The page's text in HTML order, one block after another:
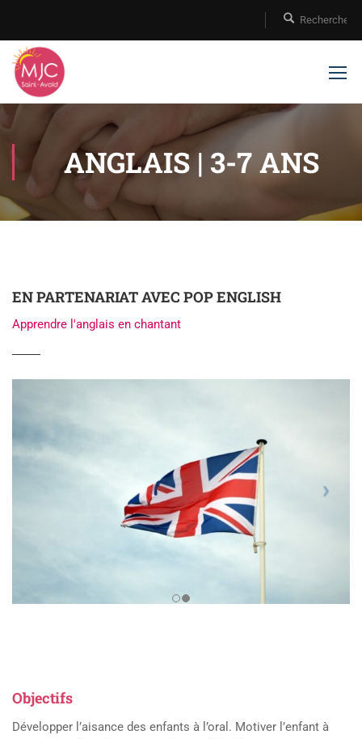
ANGLAIS | 3-7 ANS
EN PARTENARIAT AVEC POP ENGLISH
Apprendre l'anglais en chantant
Objectifs
Développer l’aisance des enfants à l’oral. Motiver l’enfant à